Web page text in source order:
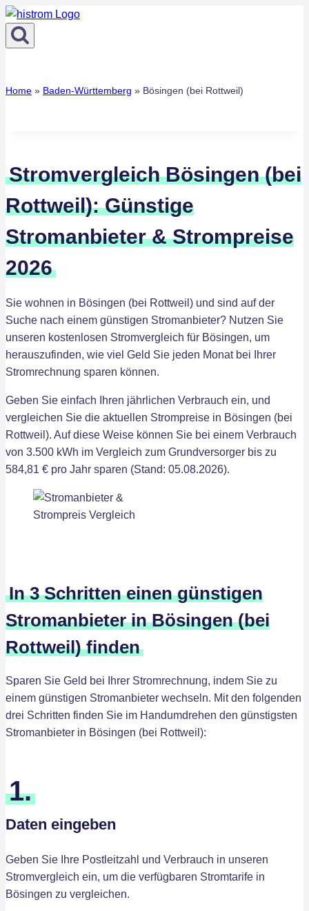
Zum
Inhalt
springen
Home » Baden-Württemberg » Bösingen (bei Rottweil)
Stromvergleich Bösingen (bei
Rottweil): Günstige
Stromanbieter & Strompreise
2026
Sie wohnen in Bösingen (bei Rottweil) und sind auf der
Suche nach einem günstigen Stromanbieter? Nutzen Sie
unseren kostenlosen Stromvergleich für Bösingen, um
herauszufinden, wie viel Geld Sie jeden Monat bei Ihrer
Stromrechnung sparen können.
Geben Sie einfach Ihren jährlichen Verbrauch ein, und
vergleichen Sie die aktuellen Strompreise in Bösingen (bei
Rottweil). Auf diese Weise können Sie bei einem Verbrauch
von 3.500 kWh im Vergleich zum Grundversorger bis zu
584,81 € pro Jahr sparen (Stand: 05.08.2026).
In 3 Schritten einen günstigen
Stromanbieter in Bösingen (bei
Rottweil) finden
Sparen Sie Geld bei Ihrer Stromrechnung, indem Sie zu
einem günstigen Stromanbieter wechseln. Mit den folgenden
drei Schritten finden Sie im Handumdrehen den günstigsten
Stromanbieter in Bösingen (bei Rottweil):
1.
Daten eingeben
Geben Sie Ihre Postleitzahl und Verbrauch in unseren
Stromvergleich ein, um die verfügbaren Stromtarife in
Bösingen zu vergleichen.